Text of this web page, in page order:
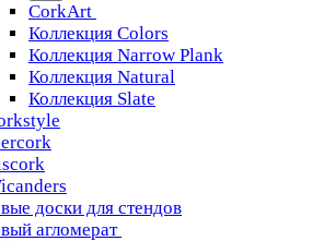
CorkArt
Коллекция Colors
Коллекция Narrow Plank
Коллекция Natural
Коллекция Slate
доски для стендов
агломерат